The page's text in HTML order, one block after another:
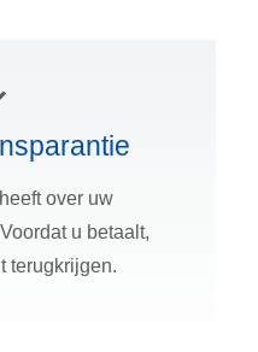
over uw
u betaalt,
terugkrijgen.